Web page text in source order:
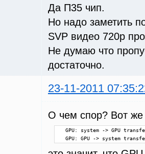
Да П35 чип.
Но надо заметить
SVP видео 720р
Не думаю что
достаточно.
23-11-2011
О чем спор? Вот
GPU: system -> GPU
GPU: GPU -> system